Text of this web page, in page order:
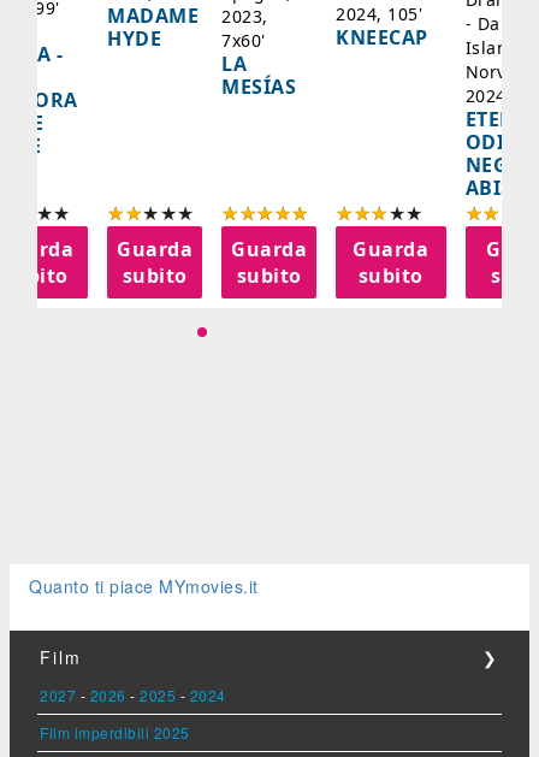
99'
-
subito
MADAME
HYDE
Guarda
subito
2023,
7x60'
LA
MESÍAS
Guarda
subito
2024, 105'
KNEECAP
Guarda
subito
-
Islanda,
2024,
NEGLI
ABISSI
Quanto ti piace MYmovies.it
Film ❯
2027 - 2026 - 2025 - 2024
Film imperdibili 2025